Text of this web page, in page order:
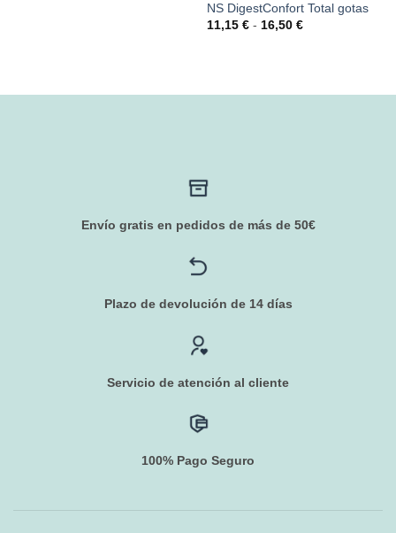
NS DigestConfort Total gotas
11,15 € - 16,50 €Rango
16,50 €
Envío gratis en pedidos de más de 50€
Plazo de devolución de 14 días
Servicio de atención al cliente
100% Pago Seguro